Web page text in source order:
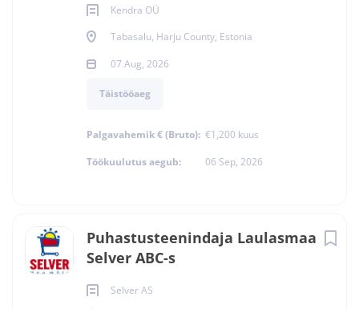
Kendra OÜ
Tabasalu, Harju County, Estonia
07 Aug, 2026
Täistööaeg
Palgavahemik € (Bruto): €1,200 kuus
Töökuulutus aegub:
06 Sep, 2026
Puhastusteenindaja Laulasmaa
Selver ABC-s
Selver AS